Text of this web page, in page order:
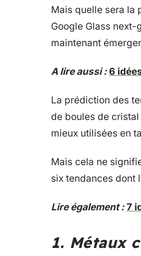
Mais quelle sera la
Google Glass
maintenant
A lire aussi : 6
La prédiction des
de boules de
mieux utilisées en
Mais cela ne
six tendances dont
Lire également : 7
1. Métaux